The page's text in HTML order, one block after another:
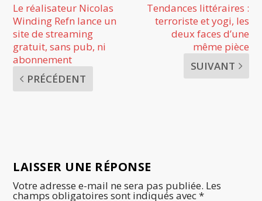
Le réalisateur Nicolas
Winding Refn lance un
site de streaming
gratuit, sans pub, ni
abonnement
PRÉCÉDENT
Tendances littéraires :
terroriste et yogi, les
deux faces d’une
même pièce
SUIVANT
LAISSER UNE RÉPONSE
Votre adresse e-mail ne sera pas publiée. Les
champs obligatoires sont indiqués avec*